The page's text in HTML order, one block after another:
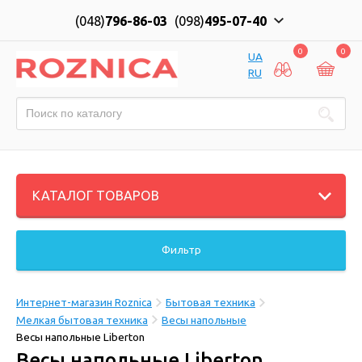
(048)796-86-03 (098)495-07-40
UA
RU
0 0
КАТАЛОГ ТОВАРОВ
Фильтр
Интернет-магазин Roznica
Бытовая техника
Мелкая бытовая техника
Весы напольные
Весы напольные Liberton